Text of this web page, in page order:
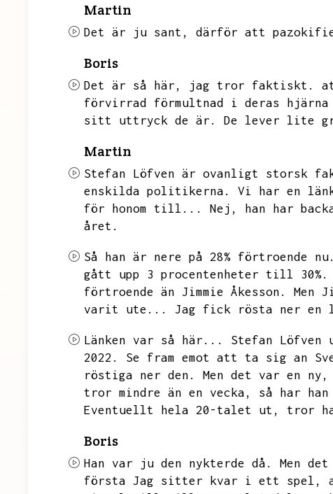
Martin
Det är ju sant, därför att
Boris
Det är så här, jag tror faktiskt.
förvirrad förmultnad i deras
sitt uttryck de är.
De lever lite
Martin
Stefan Löfven är ovanligt storsk
enskilda politikerna.
Vi har en
för honom till...
Nej,
han har
året.
Så han är nere på 28% förtroende nu.
gått upp 3 procentenheter till 30%.
förtroende än Jimmie Åkesson.
Men
varit ute...
Jag fick rösta ner en
Länken var så här... Stefan
2022.
Se fram emot att ta sig an
röstiga ner den.
Men det var en ny,
tror mindre än en vecka,
så har
Eventuellt hela 20-talet ut,
tror
Boris
Han var ju den nykterde då. Men
första Jag sitter kvar i ett spel,